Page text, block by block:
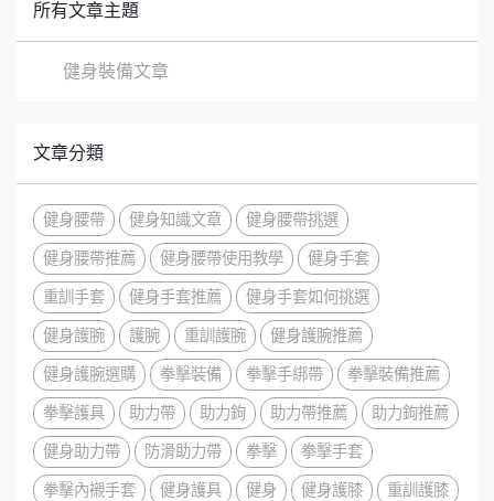
所有文章主題
健身裝備文章
文章分類
健身腰帶 健身知識文章
健身腰帶挑選
健身腰帶推薦
健身腰帶使用教學
健身手套
重訓手套
健身手套推薦
健身手套如何挑選
健身護腕
護腕 重訓護腕
健身護腕推薦
健身護腕選購
拳擊裝備 拳擊手綁帶
拳擊裝備推薦
拳擊護具
助力帶 助力鉤 助力帶推薦
助力鉤推薦
健身助力帶
防滑助力帶 拳擊
拳擊手套
拳擊內襯手套
健身護具 健身 健身護膝
重訓護膝